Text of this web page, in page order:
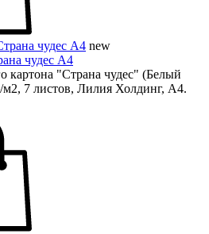
new
чудес А4
картона "Страна чудес" (Белый
7 листов, Лилия Холдинг, А4.